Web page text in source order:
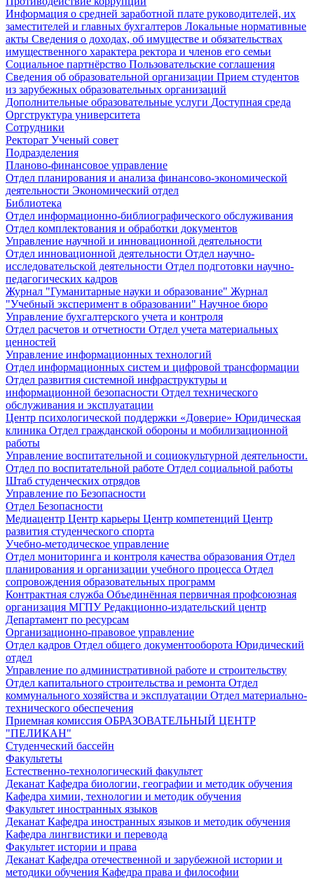
Информация о средней заработной плате руководителей, их
заместителей и главных бухгалтеров Локальные нормативные
акты Сведения о доходах, об имуществе и обязательствах
имущественного характера ректора и членов его семьи
Социальное партнёрство Пользовательские соглашения
Сведения об образовательной организации Прием студентов
из зарубежных образовательных организаций
Дополнительные образовательные услуги Доступная среда
Оргструктура университета
Сотрудники
Ректорат Ученый совет
Подразделения
Планово-финансовое управление
Отдел планирования и анализа финансово-экономической
деятельности Экономический отдел
Библиотека
Отдел информационно-библиографического обслуживания
Отдел комплектования и обработки документов
Управление научной и инновационной деятельности
Отдел инновационной деятельности Отдел научно-
исследовательской деятельности Отдел подготовки научно-
педагогических кадров
Журнал "Гуманитарные науки и образование" Журнал
"Учебный эксперимент в образовании" Научное бюро
Управление бухгалтерского учета и контроля
Отдел расчетов и отчетности Отдел учета материальных
ценностей
Управление информационных технологий
Отдел информационных систем и цифровой трансформации
Отдел развития системной инфраструктуры и
информационной безопасности Отдел технического
обслуживания и эксплуатации
Центр психологической поддержки «Доверие» Юридическая
клиника Отдел гражданской обороны и мобилизационной
работы
Управление воспитательной и социокультурной деятельности.
Отдел по воспитательной работе Отдел социальной работы
Штаб студенческих отрядов
Управление по Безопасности
Отдел Безопасности
Медиацентр Центр карьеры Центр компетенций Центр
развития студенческого спорта
Учебно-методическое управление
Отдел мониторинга и контроля качества образования Отдел
планирования и организации учебного процесса Отдел
сопровождения образовательных программ
Контрактная служба Объединённая первичная профсоюзная
организация МГПУРедакционно-издательский центр
Департамент по ресурсам
Организационно-правовое управление
Отдел кадров Отдел общего документооборота Юридический
отдел
Управление по административной работе и строительству
Отдел капитального строительства и ремонта Отдел
коммунального хозяйства и эксплуатации Отдел материально-
технического обеспечения
Приемная комиссия ОБРАЗОВАТЕЛЬНЫЙ ЦЕНТР
"ПЕЛИКАН"
Студенческий бассейн
Факультеты
Естественно-технологический факультет
Деканат Кафедра биологии, географии и методик обучения
Кафедра химии, технологии и методик обучения
Факультет иностранных языков
Деканат Кафедра иностранных языков и методик обучения
Кафедра лингвистики и перевода
Факультет истории и права
Деканат Кафедра отечественной и зарубежной истории и
методики обучения Кафедра права и философии